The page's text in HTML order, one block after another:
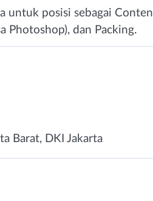
untuk posisi sebagai
Photoshop), dan Packing.
Barat, DKI Jakarta